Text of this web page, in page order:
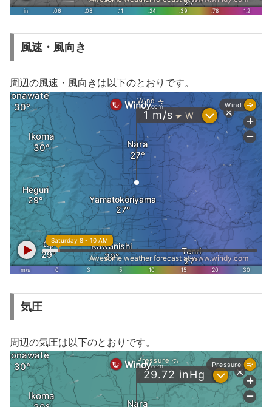
風速・風向き
周辺の風速・風向きは以下のとおりです。
気圧
周辺の気圧は以下のとおりです。